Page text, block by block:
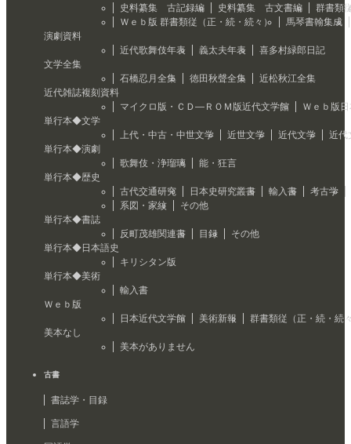
史料纂集 古記録編
史料纂集 古文書編
群書類
Ｗｅｂ版 群書類従（正・続・続々）
馬琴書翰集成
演劇資料
近代歌舞伎年表
義太夫年表
喜多村緑郎日記
文学全集
石橋忍月全集
徳田秋聲全集
近松秋江全集
近代雑誌複刻資料
マイクロ版・ＣＤ―ＲＯＭ版近代文学館
Ｗｅｂ版
単行本◆文学
上代・中古・中世文学
近世文学 近代文学
近代
単行本◆演劇
歌舞伎・浄瑠璃
能・狂言
単行本◆歴史
古代交通研究
日本史研究叢書 輸入書
考古学
系図・家紋
その他
単行本◆書誌
反町茂雄関連書
目録
その他
単行本◆日本語史
キリシタン版
単行本◆美術
輸入書
Ｗｅｂ版
日本近代文学館
美術新報
群書類従（正・続・続
美本なし
美本がありません
古書
書誌学・目録
言語学